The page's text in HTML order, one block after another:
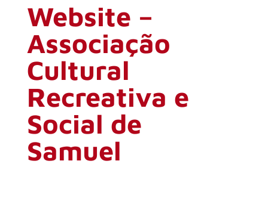
Website –
Associação
Cultural
Recreativa e
Social de
Samuel